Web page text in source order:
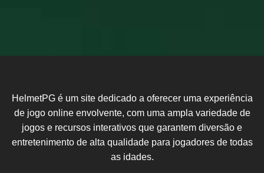
HelmetPG é um site dedicado a oferecer uma experiência
de jogo online envolvente, com uma ampla variedade de
jogos e recursos interativos que garantem diversão e
entretenimento de alta qualidade para jogadores de todas
as idades.